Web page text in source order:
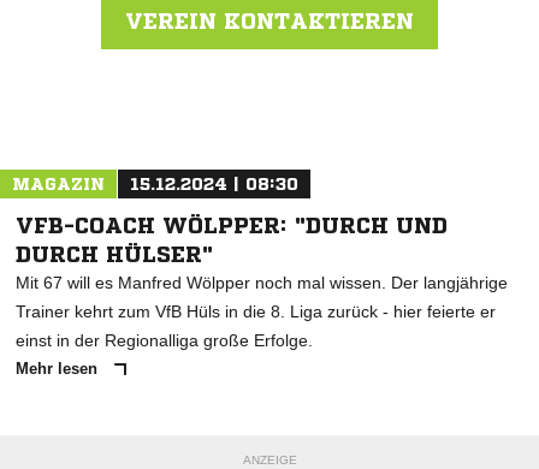
VEREIN KONTAKTIEREN
MAGAZIN 15.12.2024 | 08:30
VFB-COACH WÖLPPER: "DURCH UND
DURCH HÜLSER"
Mit 67 will es Manfred Wölpper noch mal wissen. Der langjährige
Trainer kehrt zum VfB Hüls in die 8. Liga zurück - hier feierte er
einst in der Regionalliga große Erfolge.
Mehr lesen
ANZEIGE